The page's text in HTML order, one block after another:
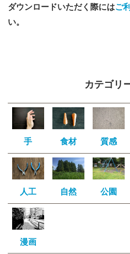
ダウンロードいただく際にはご
い。
カテゴリ
手 食材 質感
人工 自然 公園
漫画